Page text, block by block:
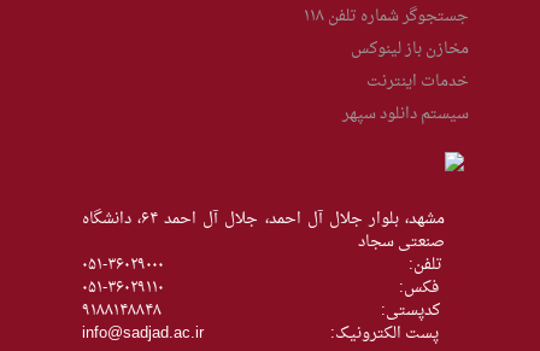
جستجوگر شماره تلفن ۱۱۸
مخازن باز لینوکس
خدمات اینترنت
سیستم دانلود سپهر
مشهد، بلوار جلال آل احمد، جلال آل احمد ۶۴، دانشگاه
صنعتی سجاد
تلفن: ۰۵۱-۳۶۰۲۹۰۰۰
فکس: ۰۵۱-۳۶۰۲۹۱۱۰
كدپستی: ۹۱۸۸۱۴۸۸۴۸
پست الکترونیک: info@sadjad.ac.ir